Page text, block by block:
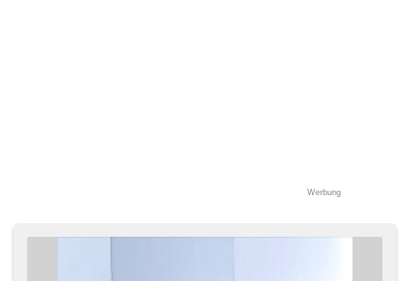
Werbung